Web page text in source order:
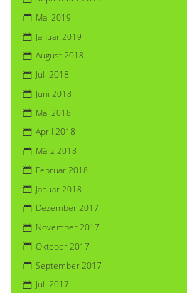
Mai 2019
Januar 2019
August 2018
Juli 2018
Juni 2018
Mai 2018
April 2018
März 2018
Februar 2018
Januar 2018
Dezember 2017
November 2017
Oktober 2017
September 2017
Juli 2017